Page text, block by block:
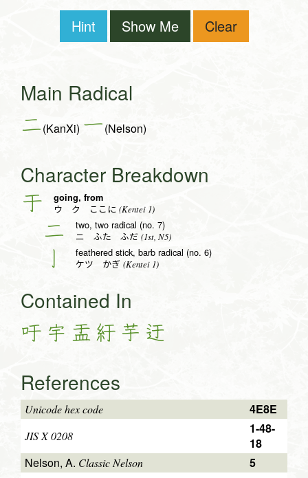
Hint Show Me Clear
Main Radical
二(KanXi) 一(Nelson)
Character Breakdown
于 going, from
ウ ク ここに (Kentei 1)
二 two, two radical (no. 7)
ニ ふた ふだ (1st, N5)
亅 feathered stick, barb radical (no. 6)
ケツ かぎ (Kentei 1)
Contained In
吁 宇 盂 紆 芋 迂
References
Unicode hex code 4E8E
JIS X 0208
1-48-
18
Nelson, A. Classic Nelson
5